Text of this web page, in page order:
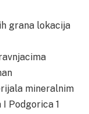
grana lokacija
mineralnim
Podgorica 1